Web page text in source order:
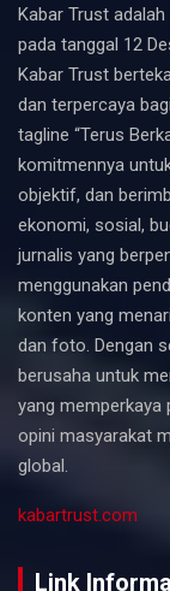
Kabar Trust
pada tanggal 12
Kabar Trust
dan terpercaya
tagline “Terus
komitmennya
objektif, dan
ekonomi, sosial,
jurnalis yang
menggunakan
konten yang
dan foto. Dengan
berusaha untuk
yang memperkaya
opini masyarakat
global.
kabartrust.com
Link